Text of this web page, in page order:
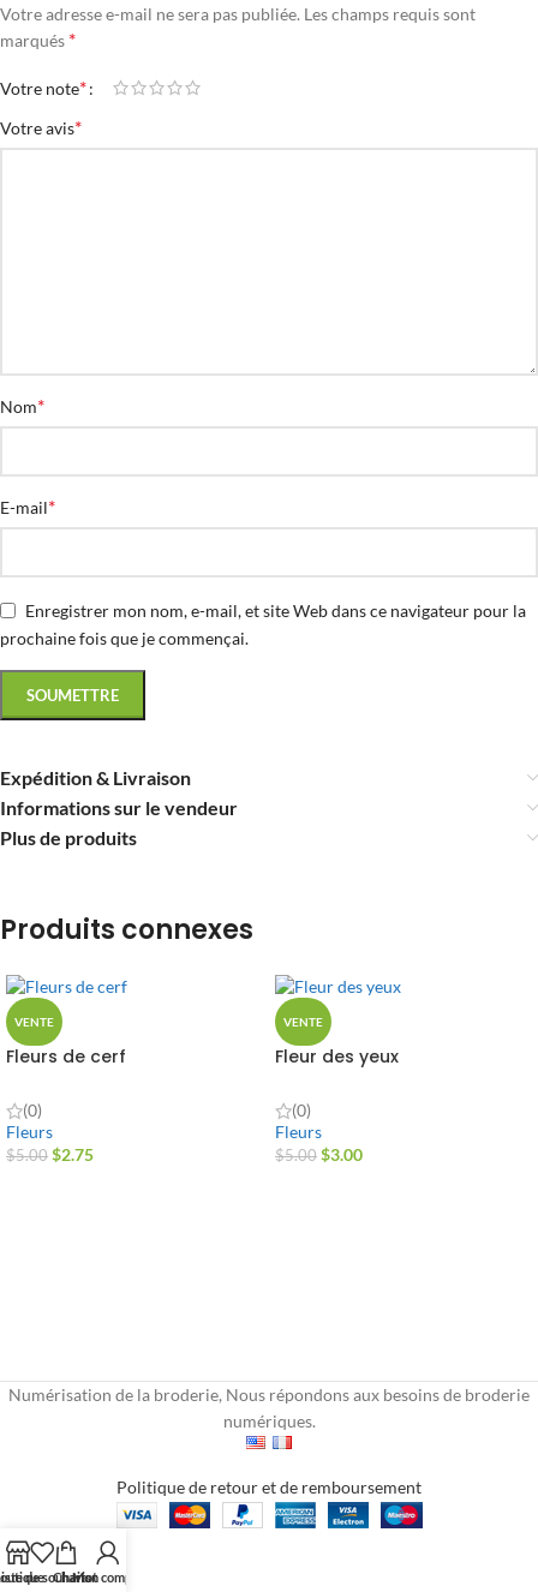
Votre adresse e-mail ne sera pas publiée. Les champs requis sont
marqués *
Votre note*
Votre avis*
Nom*
E-mail*
Enregistrer mon nom, e-mail, et site Web dans ce navigateur pour la
prochaine fois que je commençai.
Expédition & Livraison
Informations sur le vendeur
Plus de produits
Produits connexes
VENTE
Fleurs de cerf
(0)
Fleurs
$5.00 $2.75
VENTE
Fleur des yeux
(0)
Fleurs
$5.00 $3.00
Numérisation de la broderie, Nous répondons aux besoins de broderie
numériques.
Politique de retour et de remboursement
de souhaits
Chariot
Mon compte